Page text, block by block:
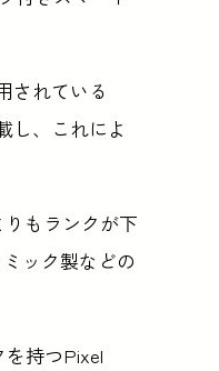
されている
し、これによ
もランクが下
ック製などの
持つPixel